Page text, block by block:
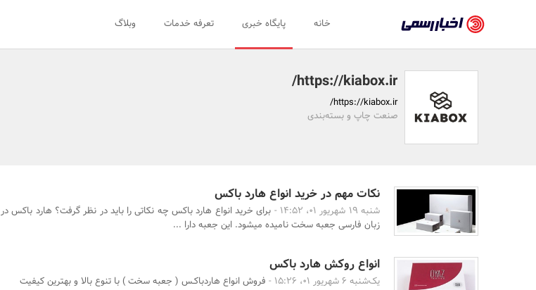
رسمی
-
اخبار
تایید
سازمان‌ها
روابط
عمومی‌ها
خانه پایگاه خبری تعرفه خدمات وبلاگ
https://kiabox.ir/
https://kiabox.ir/
صنعت چاپ و بسته‌بندی
نکات مهم در خرید انواع هارد باکس
شنبه 19 شهریور 01، 14:52 -
برای خرید انواع هارد باکس چه نکاتی را باید در نظر گرفت؟ هارد باکس در
زبان فارسی جعبه سخت نامیده میشود. این جعبه دارا ...
انواع روکش هارد باکس
یک‌شنبه 6 شهریور 01، 15:26 - فروش انواع هاردباکـس ( جعبه سخت ) با تنوع بالا و بهترین کیفیت